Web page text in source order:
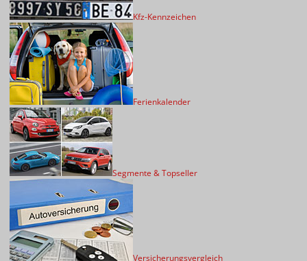
Kfz-Kennzeichen
Ferienkalender
Segmente & Topseller
Versicherungsvergleich